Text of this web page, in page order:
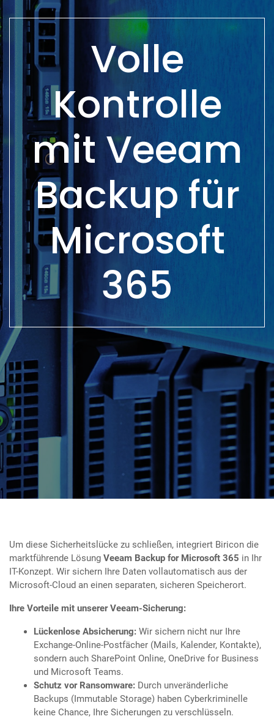
Volle
Kontrolle
mit Veeam
Backup für
Microsoft
365
Um diese Sicherheitslücke zu schließen, integriert Biricon die
marktführende Lösung Veeam Backup for Microsoft 365 in Ihr
IT-Konzept. Wir sichern Ihre Daten vollautomatisch aus der
Microsoft-Cloud an einen separaten, sicheren Speicherort.
Ihre Vorteile mit unserer Veeam-Sicherung:
Lückenlose Absicherung: Wir sichern nicht nur Ihre
Exchange-Online-Postfächer (Mails, Kalender, Kontakte),
sondern auch SharePoint Online, OneDrive for Business
und Microsoft Teams.
Schutz vor Ransomware: Durch unveränderliche
Backups (Immutable Storage) haben Cyberkriminelle
keine Chance, Ihre Sicherungen zu verschlüsseln.